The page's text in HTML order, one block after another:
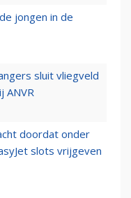
jongen in de
sluit vliegveld
ANVR
doordat onder
slots vrijgeven